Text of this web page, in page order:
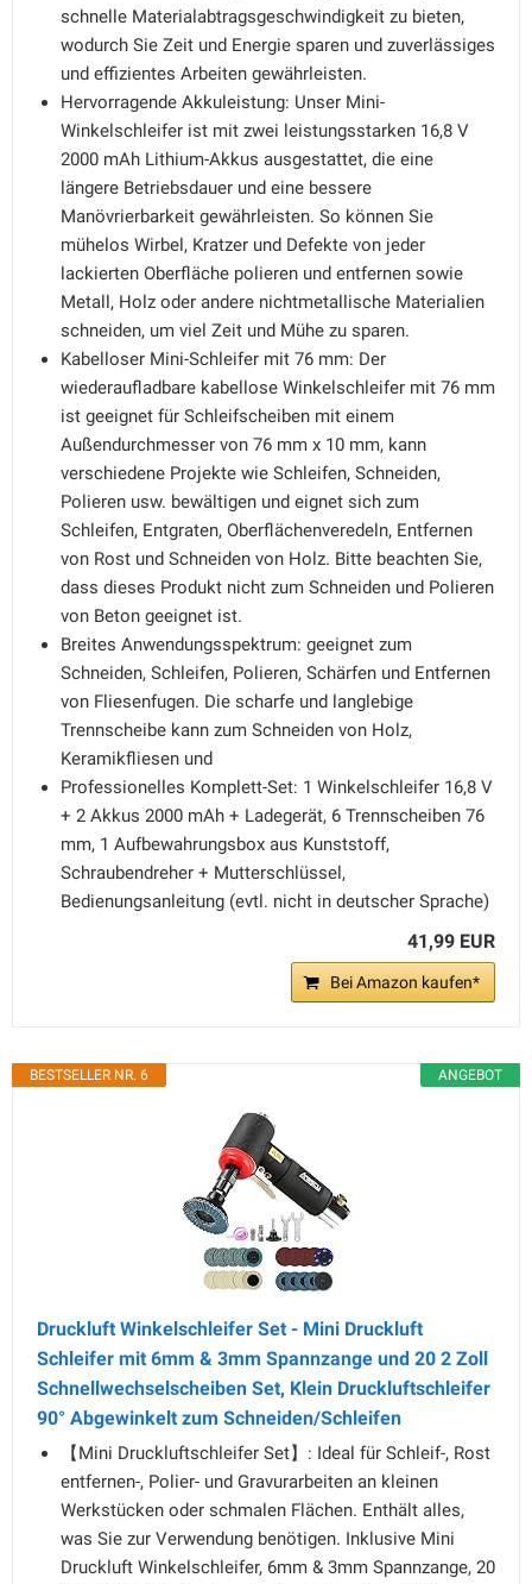
schnelle Materialabtragsgeschwindigkeit zu bieten,
wodurch Sie Zeit und Energie sparen und zuverlässiges
und effizientes Arbeiten gewährleisten.
Hervorragende Akkuleistung: Unser Mini-
Winkelschleifer ist mit zwei leistungsstarken 16,8 V
2000 mAh Lithium-Akkus ausgestattet, die eine
längere Betriebsdauer und eine bessere
Manövrierbarkeit gewährleisten. So können Sie
mühelos Wirbel, Kratzer und Defekte von jeder
lackierten Oberfläche polieren und entfernen sowie
Metall, Holz oder andere nichtmetallische Materialien
schneiden, um viel Zeit und Mühe zu sparen.
Kabelloser Mini-Schleifer mit 76 mm: Der
wiederaufladbare kabellose Winkelschleifer mit 76 mm
ist geeignet für Schleifscheiben mit einem
Außendurchmesser von 76 mm x 10 mm, kann
verschiedene Projekte wie Schleifen, Schneiden,
Polieren usw. bewältigen und eignet sich zum
Schleifen, Entgraten, Oberflächenveredeln, Entfernen
von Rost und Schneiden von Holz. Bitte beachten Sie,
dass dieses Produkt nicht zum Schneiden und Polieren
von Beton geeignet ist.
Breites Anwendungsspektrum: geeignet zum
Schneiden, Schleifen, Polieren, Schärfen und Entfernen
von Fliesenfugen. Die scharfe und langlebige
Trennscheibe kann zum Schneiden von Holz,
Keramikfliesen und
Professionelles Komplett-Set: 1 Winkelschleifer 16,8 V
+ 2 Akkus 2000 mAh + Ladegerät, 6 Trennscheiben 76
mm, 1 Aufbewahrungsbox aus Kunststoff,
Schraubendreher + Mutterschlüssel,
Bedienungsanleitung (evtl. nicht in deutscher Sprache)
41,99 EUR
Bei Amazon kaufen*
ANGEBOT
BESTSELLER NR. 6
Druckluft Winkelschleifer Set - Mini Druckluft
Schleifer mit 6mm & 3mm Spannzange und 20 2 Zoll
Schnellwechselscheiben Set, Klein Druckluftschleifer
90° Abgewinkelt zum Schneiden/Schleifen
【Mini Druckluftschleifer Set】: Ideal für Schleif-, Rost
entfernen-, Polier- und Gravurarbeiten an kleinen
Werkstücken oder schmalen Flächen. Enthält alles,
was Sie zur Verwendung benötigen. Inklusive Mini
Druckluft Winkelschleifer, 6mm & 3mm Spannzange, 20